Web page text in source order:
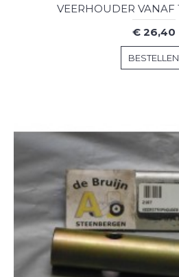
VEERHOUDER VANAF
€ 26,40
BESTELLEN